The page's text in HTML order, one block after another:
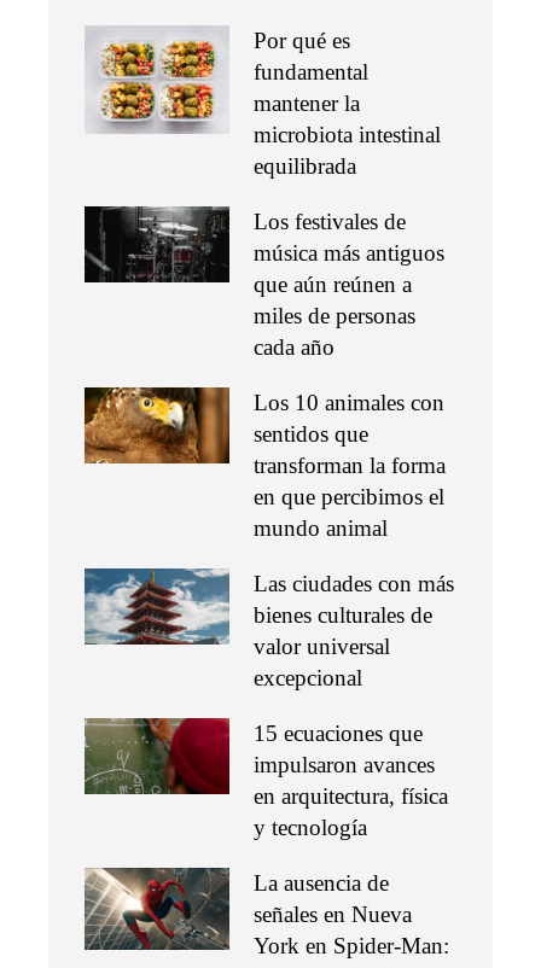
Por qué es
fundamental
mantener la
microbiota intestinal
equilibrada
Los festivales de
música más antiguos
que aún reúnen a
miles de personas
cada año
Los 10 animales con
sentidos que
transforman la forma
en que percibimos el
mundo animal
Las ciudades con más
bienes culturales de
valor universal
excepcional
15 ecuaciones que
impulsaron avances
en arquitectura, física
y tecnología
La ausencia de
señales en Nueva
York en Spider-Man: